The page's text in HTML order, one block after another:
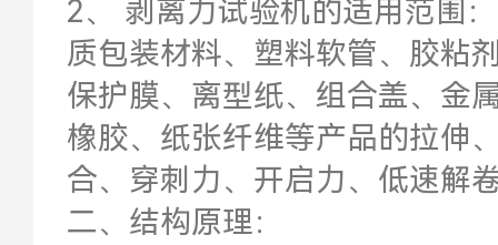
2、 剥离力试验机的适用范围
质包装材料、塑料软管、胶粘
保护膜、离型纸、组合盖、金
橡胶、纸张纤维等产品的拉伸
合、穿刺力、开启力、低速解
二、结构原理：